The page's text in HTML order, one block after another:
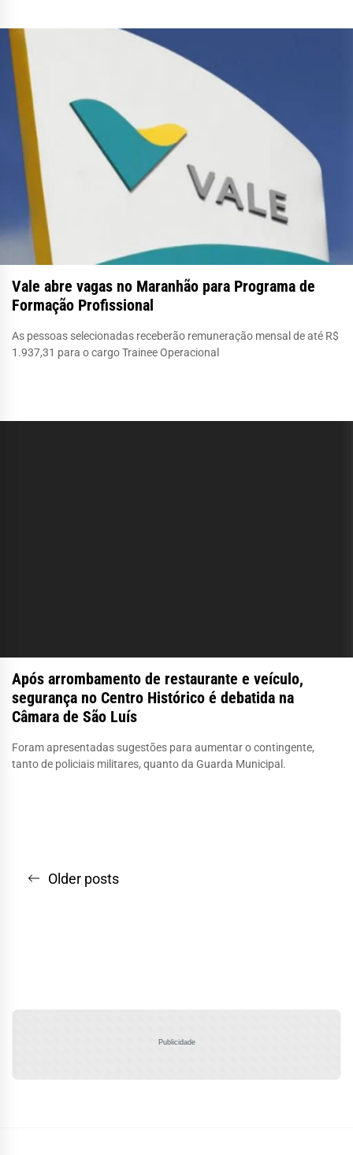
Vale abre vagas no Maranhão para Programa de
Formação Profissional
As pessoas selecionadas receberão remuneração mensal de até R$
1.937,31 para o cargo Trainee Operacional
Após arrombamento de restaurante e veículo,
segurança no Centro Histórico é debatida na
Câmara de São Luís
Foram apresentadas sugestões para aumentar o contingente,
tanto de policiais militares, quanto da Guarda Municipal.
Navegação
Older posts
Publicidade